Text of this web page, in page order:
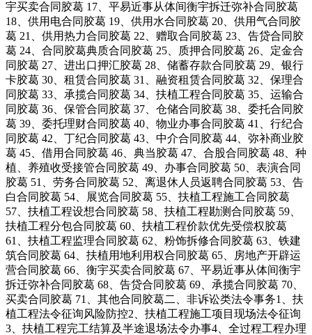
宇买卖合同胶葛 17、平易近事从体间衡宇拆迁弥补合同胶葛
18、供用电合同胶葛 19、供用水合同胶葛 20、供用气合同胶
葛 21、供用热力合同胶葛 22、赠取合同胶葛 23、告贷合同胶
葛 24、合同胶葛典质合同胶葛 25、质押合同胶葛 26、定金合
同胶葛 27、进出口押汇胶葛 28、储蓄存款合同胶葛 29、银行
卡胶葛 30、租赁合同胶葛 31、融资租赁合同胶葛 32、保理合
同胶葛 33、承揽合同胶葛 34、扶植工程合同胶葛 35、运输合
同胶葛 36、保管合同胶葛 37、仓储合同胶葛 38、委托合同胶
葛 39、委托理财合同胶葛 40、物业办事合同胶葛 41、行纪合
同胶葛 42、丁纪合同胶葛 43、中介合同胶葛 44、弥补商业胶
葛 45、借用合同胶葛 46、典当胶葛 47、合股合同胶葛 48、种
植、养殖收受接管合同胶葛 49、办事合同胶葛 50、表演合同
胶葛 51、劳务合同胶葛 52、离退休人员返聘合同胶葛 53、告
白合同胶葛 54、展览合同胶葛 55、扶植工程施工合同胶葛
57、扶植工程设想合同胶葛 58、扶植工程勘测合同胶葛 59、
扶植工程分包合同胶葛 60、扶植工程价款优先受偿权胶葛
61、扶植工程监理合同胶葛 62、粉饰拆修合同胶葛 63、铁建
筑合同胶葛 64、扶植用地利用权合同胶葛 65、房地产开辟运
营合同胶葛 66、衡宇买卖合同胶葛 67、平易近事从体间衡宇
拆迁弥补合同胶葛 68、告贷合同胶葛 69、承揽合同胶葛 70、
买卖合同胶葛 71、其他合同胶葛二、非诉讼类法令事务1、扶
植工程法令征询风险防控2、扶植工程施工项目现场法令征询
3、扶植工程完工结算及半途退场法令办事4、全过程工程办理